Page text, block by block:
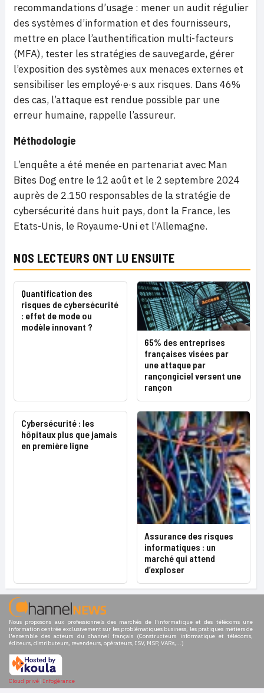
recommandations d’usage : mener un audit régulier
des systèmes d’information et des fournisseurs,
mettre en place l’authentification multi-facteurs
(MFA), tester les stratégies de sauvegarde, gérer
l’exposition des systèmes aux menaces externes et
sensibiliser les employé·e·s aux risques. Dans 46%
des cas, l’attaque est rendue possible par une
erreur humaine, rappelle l’assureur.
Méthodologie
L’enquête a été menée en partenariat avec Man
Bites Dog entre le 12 août et le 2 septembre 2024
auprès de 2.150 responsables de la stratégie de
cybersécurité dans huit pays, dont la France, les
Etats-Unis, le Royaume-Uni et l’Allemagne.
NOS LECTEURS ONT LU ENSUITE
Quantification des
risques de cybersécurité
: effet de mode ou
modèle innovant ?
65% des entreprises
françaises visées par
une attaque par
rançongiciel versent une
rançon
Cybersécurité : les
hôpitaux plus que jamais
en première ligne
Assurance des risques
informatiques : un
marché qui attend
d’exploser
Nous proposons aux professionnels des marchés de l'informatique et des télécoms une
information centrée exclusivement sur les problématiques business, les pratiques métiers de
l'ensemble des acteurs du channel français (Constructeurs informatique et télécoms,
éditeurs, distributeurs, revendeurs, opérateurs, ISV, MSP, VARs,...)
Cloud privé | Infogérance